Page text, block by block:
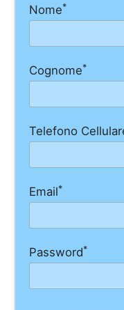
Nome*
Cognome*
Telefono
Email*
Password*